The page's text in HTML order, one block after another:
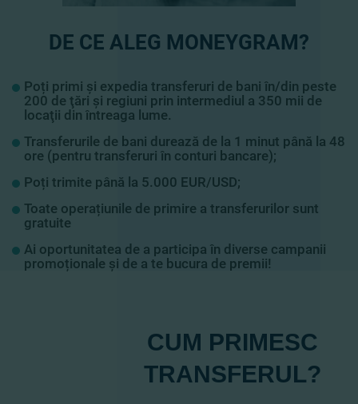
DE CE ALEG MONEYGRAM?
Poți primi și expedia transferuri de bani în/din peste
200 de ţări şi regiuni prin intermediul a 350 mii de
locaţii din întreaga lume.
Transferurile de bani durează de la 1 minut până la 48
ore (pentru transferuri în conturi bancare);
Poți trimite până la 5.000 EUR/USD;
Toate operațiunile de primire a transferurilor sunt
gratuite
Ai oportunitatea de a participa în diverse campanii
promoționale și de a te bucura de premii!
CUM PRIMESC
TRANSFERUL?